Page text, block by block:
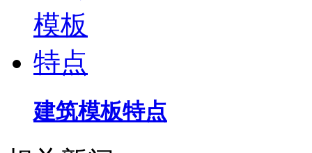
建筑模板特点